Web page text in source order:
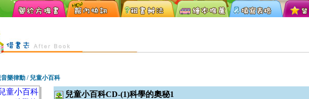
樂律動 / 兒童小百科
兒童小百科CD-(1)科學的奧秘1